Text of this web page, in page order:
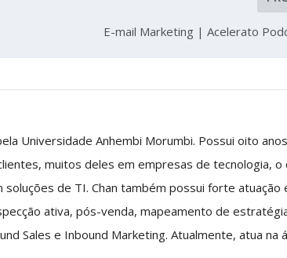
E-mail Marketing | Acelerato
Universidade Anhembi Morumbi. Possui oito
muitos deles em empresas de tecnologia, o
de TI. Chan também possui forte atuação
ativa, pós-venda, mapeamento de
Sales e Inbound Marketing. Atualmente, atua na